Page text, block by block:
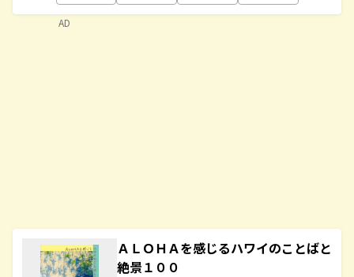
ＡＬＯＨＡを感じるハワイのことばと
絶景１００
AD